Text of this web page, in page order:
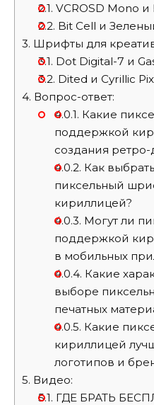
2.1. VCROSD Mono и
2.2. Bit Cell и
3. Шрифты для
3.1. Dot Digital-7 и
3.2. Dited и Cyrillic
4. Вопрос-ответ:
4.0.1. Какие
поддержкой
создания ретро-
4.0.2. Как
пиксельный
кириллицей?
4.0.3. Могут ли
поддержкой
в мобильных
4.0.4. Какие
выборе
печатных
4.0.5. Какие
кириллицей
логотипов и
5. Видео:
5.1. ГДЕ БРАТЬ